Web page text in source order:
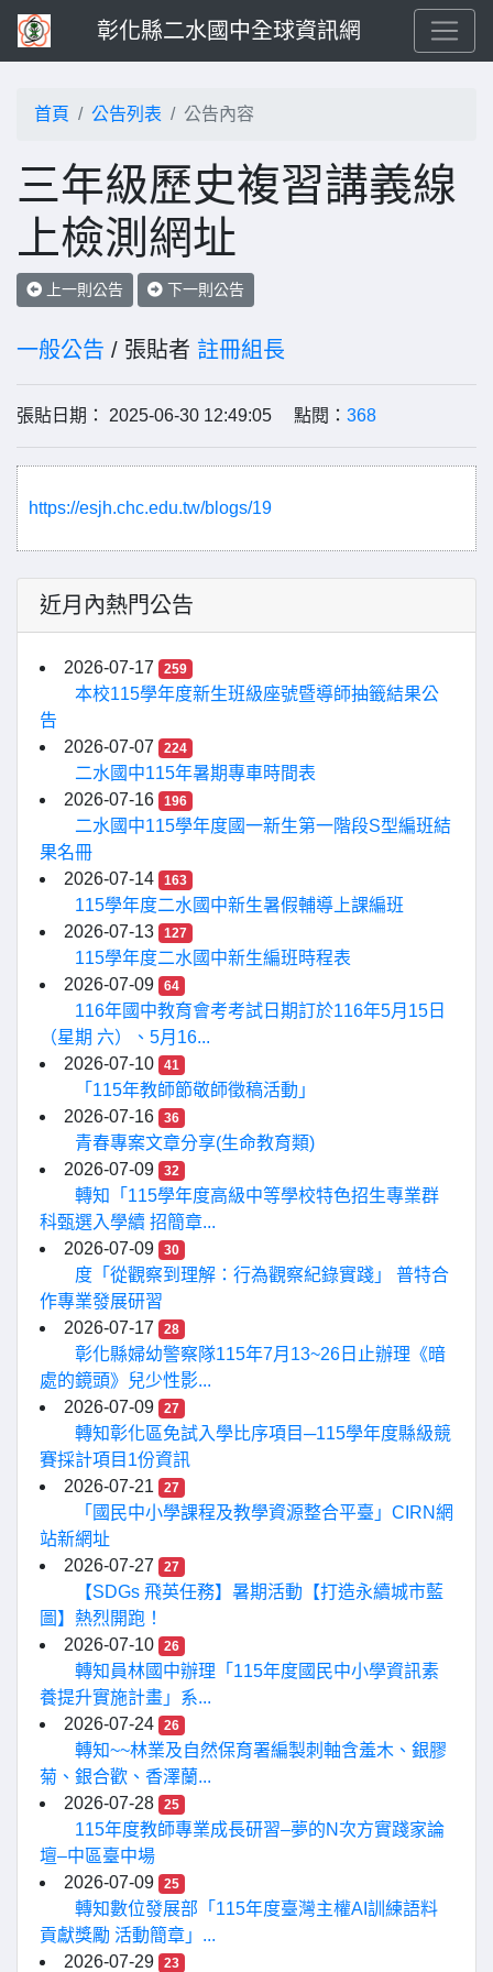
彰化縣二水國中全球資訊網
首頁 公告列表 公告內容
三年級歷史複習講義線
上檢測網址
上一則公告 下一則公告
一般公告 / 張貼者 註冊組長
張貼日期： 2025-06-30 12:49:05 點閱： 368
https://esjh.chc.edu.tw/blogs/19
近月內熱門公告
2026-07-17 259
本校115學年度新生班級座號暨導師抽籤結果公
告
2026-07-07
224
二水國中115年暑期專車時間表
2026-07-16
196
二水國中115學年度國一新生第一階段S型編班結
果名冊
2026-07-14
163
115學年度二水國中新生暑假輔導上課編班
2026-07-13
127
115學年度二水國中新生編班時程表
2026-07-09
64
116年國中教育會考考試日期訂於116年5月15日
（星期 六）、5月16...
2026-07-10
41
「115年教師節敬師徵稿活動」
2026-07-16
36
青春專案文章分享(生命教育類)
2026-07-09
32
轉知「115學年度高級中等學校特色招生專業群
科甄選入學續 招簡章...
2026-07-09
30
度「從觀察到理解：行為觀察紀錄實踐」 普特合
作專業發展研習
2026-07-17
28
彰化縣婦幼警察隊115年7月13~26日止辦理《暗
處的鏡頭》兒少性影...
2026-07-09
27
轉知彰化區免試入學比序項目─115學年度縣級競
賽採計項目1份資訊
2026-07-21
27
「國民中小學課程及教學資源整合平臺」CIRN網
站新網址
2026-07-27
27
【SDGs 飛英任務】暑期活動【打造永續城市藍
圖】熱烈開跑！
2026-07-10
26
轉知員林國中辦理「115年度國民中小學資訊素
養提升實施計畫」系...
2026-07-24
26
轉知~~林業及自然保育署編製刺軸含羞木、銀膠
菊、銀合歡、香澤蘭...
2026-07-28
25
115年度教師專業成長研習–夢的N次方實踐家論
壇–中區臺中場
2026-07-09
25
轉知數位發展部「115年度臺灣主權AI訓練語料
貢獻獎勵 活動簡章」...
2026-07-29
23